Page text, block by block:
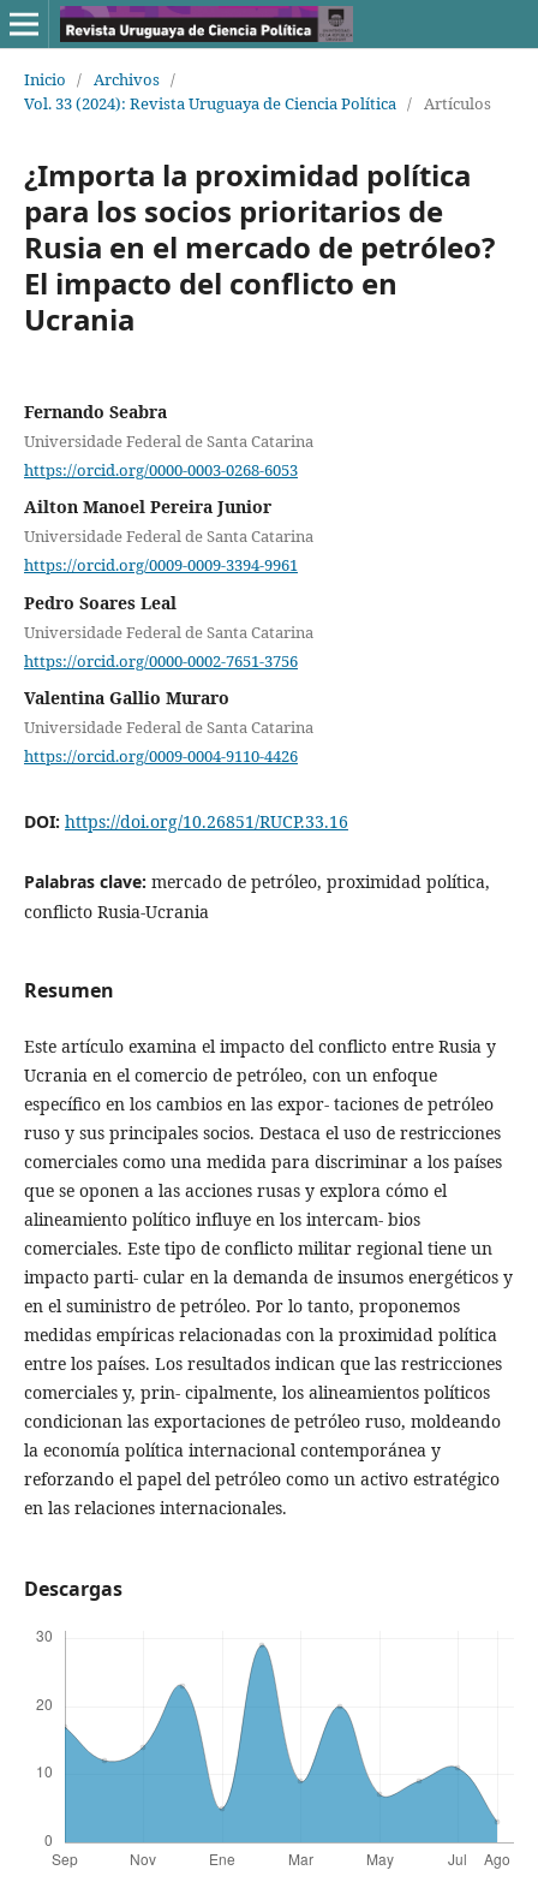
Inicio / Archivos /
Vol. 33 (2024): Revista Uruguaya de Ciencia Política / Artículos
¿Importa la proximidad política
para los socios prioritarios de
Rusia en el mercado de petróleo?
El impacto del conflicto en
Ucrania
Fernando Seabra
Universidade Federal de Santa Catarina
https://orcid.org/0000-0003-0268-6053
Ailton Manoel Pereira Junior
Universidade Federal de Santa Catarina
https://orcid.org/0009-0009-3394-9961
Pedro Soares Leal
Universidade Federal de Santa Catarina
https://orcid.org/0000-0002-7651-3756
Valentina Gallio Muraro
Universidade Federal de Santa Catarina
https://orcid.org/0009-0004-9110-4426
DOI: https://doi.org/10.26851/RUCP.33.16
Palabras clave: mercado de petróleo, proximidad política,
conflicto Rusia-Ucrania
Resumen
Este artículo examina el impacto del conflicto entre Rusia y
Ucrania en el comercio de petróleo, con un enfoque
específico en los cambios en las expor- taciones de petróleo
ruso y sus principales socios. Destaca el uso de restricciones
comerciales como una medida para discriminar a los países
que se oponen a las acciones rusas y explora cómo el
alineamiento político influye en los intercam- bios
comerciales. Este tipo de conflicto militar regional tiene un
impacto parti- cular en la demanda de insumos energéticos y
en el suministro de petróleo. Por lo tanto, proponemos
medidas empíricas relacionadas con la proximidad política
entre los países. Los resultados indican que las restricciones
comerciales y, prin- cipalmente, los alineamientos políticos
condicionan las exportaciones de petróleo ruso, moldeando
la economía política internacional contemporánea y
reforzando el papel del petróleo como un activo estratégico
en las relaciones internacionales.
Descargas